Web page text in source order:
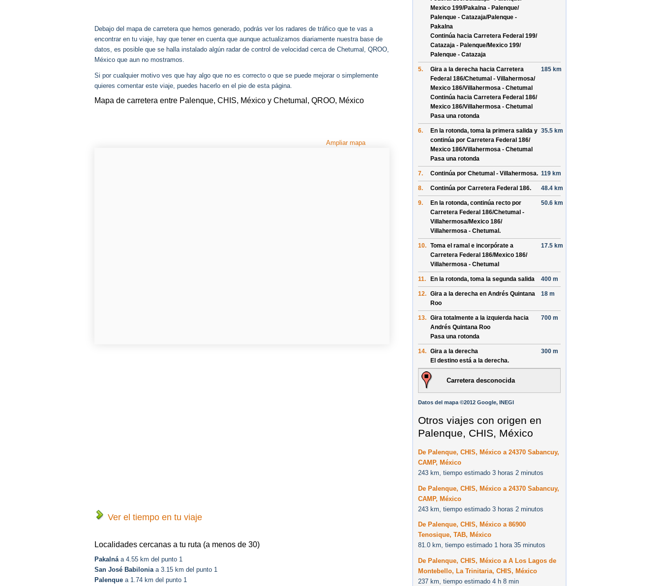
Debajo del mapa de carretera que hemos generado, podrás ver los radares de tráfico que te vas a
encontrar en tu viaje, hay que tener en cuenta que aunque actualizamos diariamente nuestra base de
datos, es posible que se halla instalado algún radar de control de velocidad cerca de Chetumal, QROO,
México que aun no mostramos.
Si por cualquier motivo ves que hay algo que no es correcto o que se puede mejorar o simplemente
quieres comentar este viaje, puedes hacerlo en el pie de esta página.
Mapa de carretera entre Palenque, CHIS, México y Chetumal, QROO, México
Ampliar mapa
Ver el tiempo en tu viaje
Localidades cercanas a tu ruta (a menos de 30)
Pakalnáa 4.55 km del punto 1
San José Babiloniaa 3.15 km del punto 1
Palenque a 1.74 km del punto 1
Mexico 199/Pakalna - Palenque/
Palenque - Catazaja/Palenque -
Pakalna
Continúa hacia Carretera Federal 199/
Catazaja - Palenque/Mexico 199/
Palenque - Catazaja
5. Gira a la derecha hacia Carretera
Federal 186/Chetumal - Villahermosa/
Mexico 186/Villahermosa - Chetumal
Continúa hacia Carretera Federal 186/
Mexico 186/Villahermosa - Chetumal
Pasa una rotonda
185 km
6. En la rotonda, toma la primera salida y
continúa por Carretera Federal 186/
Mexico 186/Villahermosa - Chetumal
Pasa una rotonda
35.5 km
7. Continúa por Chetumal - Villahermosa. 119 km
8. Continúa por Carretera Federal 186. 48.4 km
9.
En la rotonda, continúa recto por
Carretera Federal 186/Chetumal -
Villahermosa/Mexico 186/
Villahermosa - Chetumal .
50.6 km
10. Toma el ramal e incorpórate a
Carretera Federal 186/Mexico 186/
Villahermosa - Chetumal
17.5 km
11. En la rotonda, toma la segunda salida 400 m
12. Gira a la derecha en Andrés Quintana
Roo
18 m
13. Gira totalmente a la izquierda hacia
Andrés Quintana Roo
Pasa una rotonda
700 m
14. Gira a la derecha
El destino está a la derecha.
300 m
Carretera desconocida
Datos del mapa ©2012 Google, INEGI
Otros viajes con origen en
Palenque, CHIS, México
De Palenque, CHIS, México a 24370 Sabancuy,
CAMP, México
243 km, tiempo estimado 3 horas 2 minutos
De Palenque, CHIS, México a 24370 Sabancuy,
CAMP, México
243 km, tiempo estimado 3 horas 2 minutos
De Palenque, CHIS, México a 86900
Tenosique, TAB, México
81.0 km, tiempo estimado 1 hora 35 minutos
De Palenque, CHIS, México a A Los Lagos de
Montebello, La Trinitaria, CHIS, México
237 km, tiempo estimado 4 h 8 min